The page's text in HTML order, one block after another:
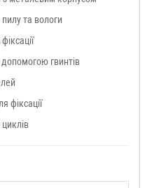
та вологи
гвинтів
фіксації